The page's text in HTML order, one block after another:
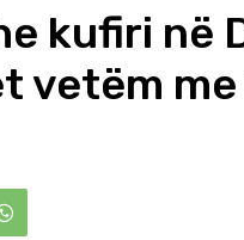
kufiri në
vetëm